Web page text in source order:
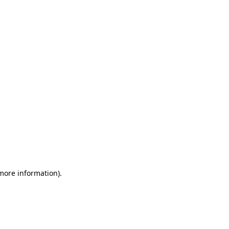
information).